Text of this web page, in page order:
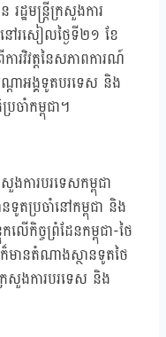
ដ្ឋមន្ត្រីក្រសួងការ
ៅរសៀលថ្ងៃទី២១ ខែ
រវិវត្តនៃសភាពការណ៍
តាអង្គទូតបរទេស និង
ចាំកម្ពុជា។
ងការបរទេសកម្ពុជា
តប្រចាំនៅកម្ពុជា និង
កិច្ចព្រំដែនកម្ពុជា-ថៃ
មានតំណាងស្ថានទូតថៃ
សួងការបរទេស និង